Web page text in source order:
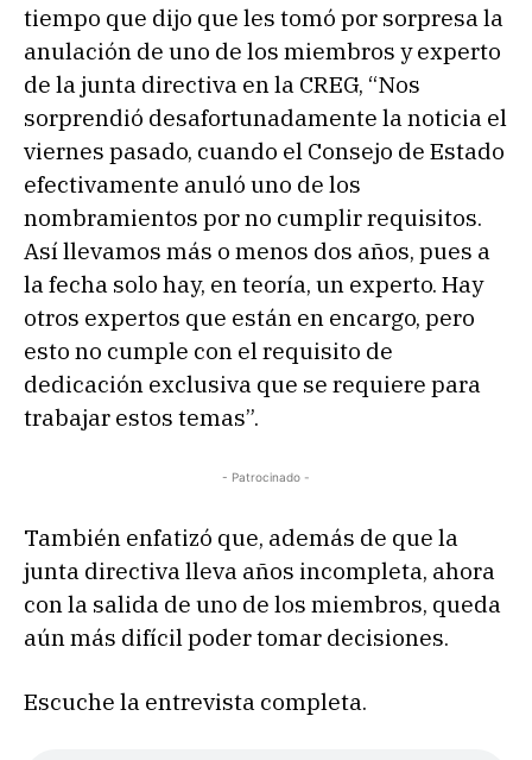
tiempo que dijo que les tomó por sorpresa la
anulación de uno de los miembros y experto
de la junta directiva en la CREG, “Nos
sorprendió desafortunadamente la noticia el
viernes pasado, cuando el Consejo de Estado
efectivamente anuló uno de los
nombramientos por no cumplir requisitos.
Así llevamos más o menos dos años, pues a
la fecha solo hay, en teoría, un experto. Hay
otros expertos que están en encargo, pero
esto no cumple con el requisito de
dedicación exclusiva que se requiere para
trabajar estos temas”.
- Patrocinado -
También enfatizó que, además de que la
junta directiva lleva años incompleta, ahora
con la salida de uno de los miembros, queda
aún más difícil poder tomar decisiones.
Escuche la entrevista completa.